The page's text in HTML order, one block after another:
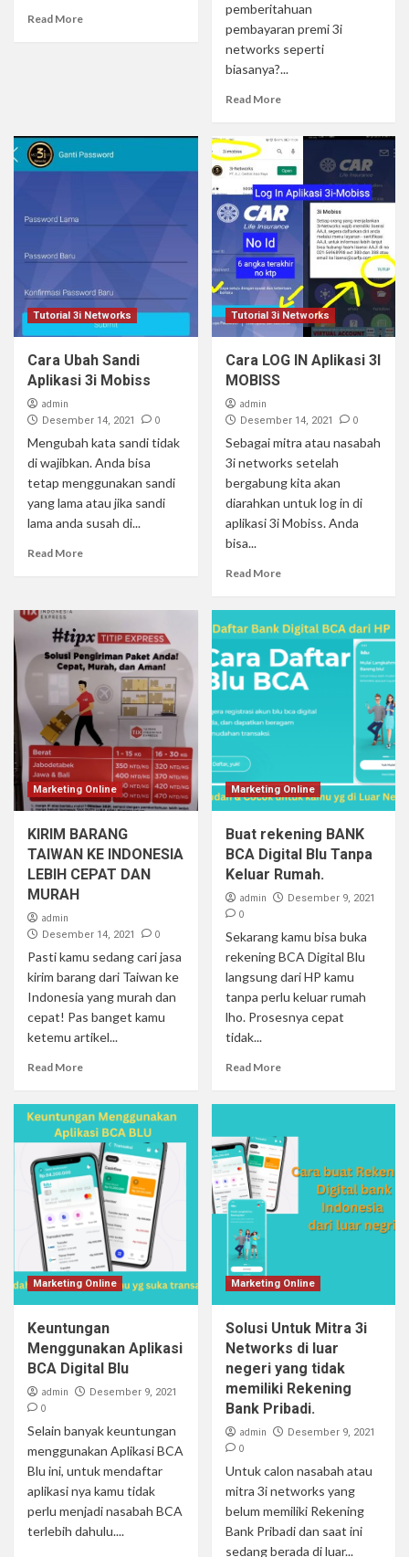
Read More
pemberitahuan
pembayaran premi 3i
networks seperti
biasanya?...
Read More
Tutorial 3i Networks
Cara Ubah Sandi
Aplikasi 3i Mobiss
admin
Desember 14, 2021 0
Mengubah kata sandi tidak
di wajibkan. Anda bisa
tetap menggunakan sandi
yang lama atau jika sandi
lama anda susah di...
Read More
Tutorial 3i Networks
Cara LOG IN Aplikasi 3I
MOBISS
admin
Desember 14, 2021 0
Sebagai mitra atau nasabah
3i networks setelah
bergabung kita akan
diarahkan untuk log in di
aplikasi 3i Mobiss. Anda
bisa...
Read More
Marketing Online
KIRIM BARANG
TAIWAN KE INDONESIA
LEBIH CEPAT DAN
MURAH
admin
Desember 14, 2021 0
Pasti kamu sedang cari jasa
kirim barang dari Taiwan ke
Indonesia yang murah dan
cepat! Pas banget kamu
ketemu artikel...
Read More
Marketing Online
Buat rekening BANK
BCA Digital Blu Tanpa
Keluar Rumah.
admin Desember 9, 2021
0
Sekarang kamu bisa buka
rekening BCA Digital Blu
langsung dari HP kamu
tanpa perlu keluar rumah
lho. Prosesnya cepat
tidak...
Read More
Marketing Online
Keuntungan
Menggunakan Aplikasi
BCA Digital Blu
admin Desember 9, 2021
0
Selain banyak keuntungan
menggunakan Aplikasi BCA
Blu ini, untuk mendaftar
aplikasi nya kamu tidak
perlu menjadi nasabah BCA
terlebih dahulu....
Marketing Online
Solusi Untuk Mitra 3i
Networks di luar
negeri yang tidak
memiliki Rekening
Bank Pribadi.
admin Desember 9, 2021
0
Untuk calon nasabah atau
mitra 3i networks yang
belum memiliki Rekening
Bank Pribadi dan saat ini
sedang berada di luar...